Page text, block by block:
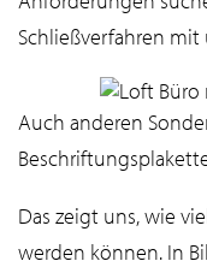
Schließverfahren mit
Auch anderen
Das zeigt uns, wie
werden können. In